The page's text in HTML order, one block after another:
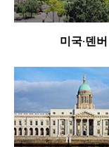
미국·덴버